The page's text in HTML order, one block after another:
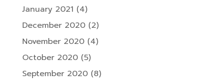
January 2021 (4)
December 2020(2)
November 2020(4)
October 2020(5)
September 2020(8)